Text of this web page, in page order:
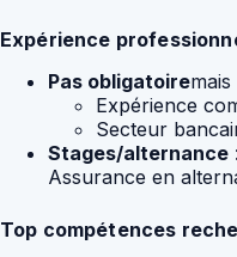
Expérience
Pas obligatoire
Expérience
Secteur
Stages/alternance
Assurance en
Top compétences